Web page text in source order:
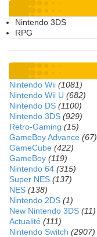
Nintendo 3DS
RPG
Nintendo Wii (1081)
Nintendo Wii U (682)
Nintendo DS (1100)
Nintendo 3DS (929)
Retro-Gaming (15)
GameBoy Advance (67)
GameCube (422)
GameBoy (119)
Nintendo 64 (315)
Super NES (137)
NES (138)
Nintendo 2DS (1)
New Nintendo 3DS (11)
Actualité (111)
Nintendo Switch (2907)